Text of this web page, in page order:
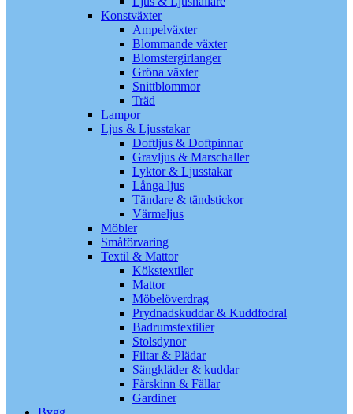
Konstväxter
Ampelväxter
Blommande växter
Blomstergirlanger
Gröna växter
Snittblommor
Träd
Lampor
Ljus & Ljusstakar
Doftljus & Doftpinnar
Gravljus & Marschaller
Lyktor & Ljusstakar
Långa ljus
Tändare & tändstickor
Värmeljus
Möbler
Småförvaring
Textil & Mattor
Kökstextiler
Mattor
Möbelöverdrag
Prydnadskuddar & Kuddfodral
Badrumstextilier
Stolsdynor
Filtar & Plädar
Sängkläder & kuddar
Fårskinn & Fällar
Gardiner